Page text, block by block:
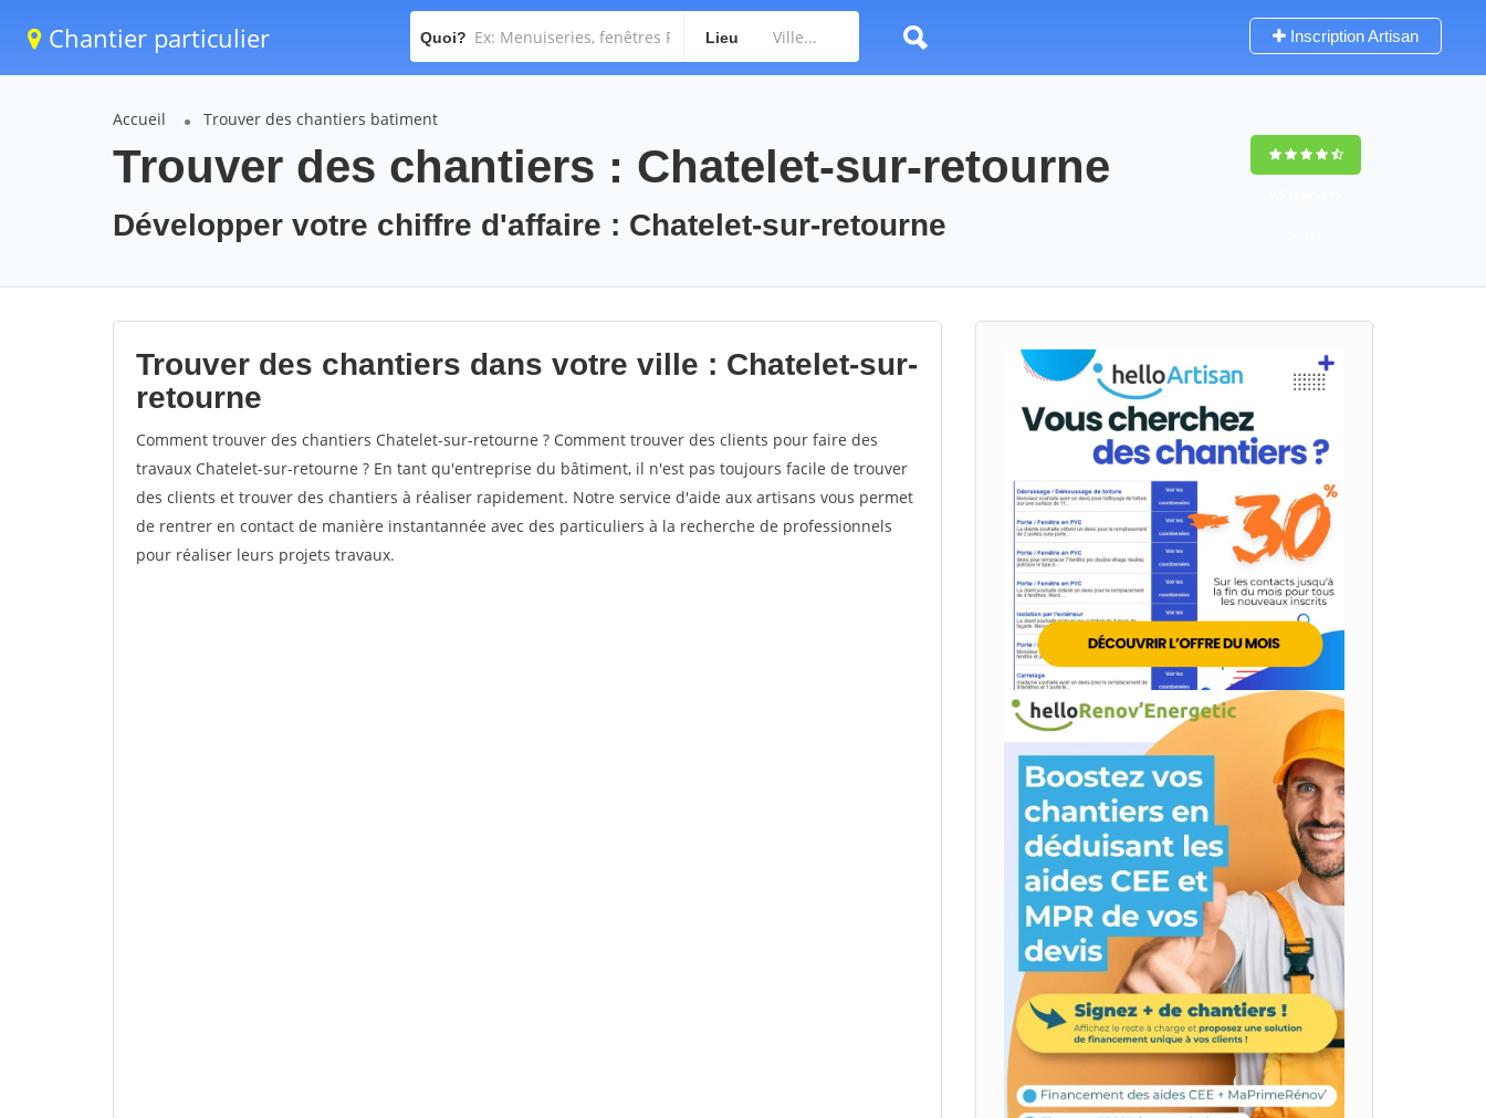
Chantier particulier Quoi? Lieu Inscription Artisan
Accueil Trouver des chantiers batiment
Trouver des chantiers : Chatelet-sur-retourne
Développer votre chiffre d'affaire : Chatelet-sur-retourne
Trouver des chantiers dans votre ville : Chatelet-sur-
retourne
Comment trouver des chantiers Chatelet-sur-retourne ? Comment trouver des clients pour faire des
travaux Chatelet-sur-retourne ? En tant qu'entreprise du bâtiment, il n'est pas toujours facile de trouver
des clients et trouver des chantiers à réaliser rapidement. Notre service d'aide aux artisans vous permet
de rentrer en contact de manière instantannée avec des particuliers à la recherche de professionnels
pour réaliser leurs projets travaux.